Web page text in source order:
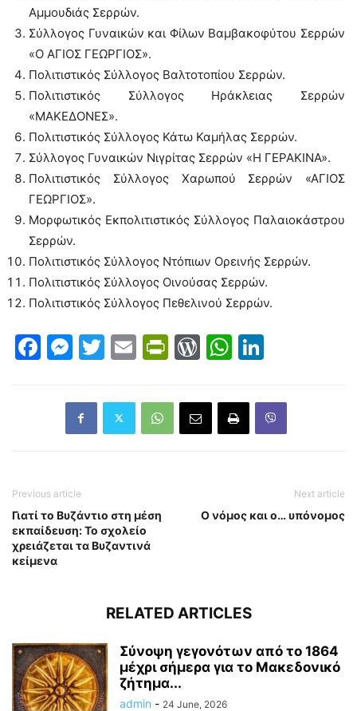
Αμμουδιάς Σερρών.
Σύλλογος Γυναικών και Φίλων Βαμβακοφύτου Σερρών
«Ο ΑΓΙΟΣ ΓΕΩΡΓΙΟΣ».
Πολιτιστικός Σύλλογος Βαλτοτοπίου Σερρών.
Πολιτιστικός Σύλλογος Ηράκλειας Σερρών
«ΜΑΚΕΔΟΝΕΣ».
Πολιτιστικός Σύλλογος Κάτω Καμήλας Σερρών.
Σύλλογος Γυναικών Νιγρίτας Σερρών «Η ΓΕΡΑΚΙΝΑ».
Πολιτιστικός Σύλλογος Χαρωπού Σερρών «ΑΓΙΟΣ
ΓΕΩΡΓΙΟΣ».
Μορφωτικός Εκπολιτιστικός Σύλλογος Παλαιοκάστρου
Σερρών.
Πολιτιστικός Σύλλογος Ντόπιων Ορεινής Σερρών.
Πολιτιστικός Σύλλογος Οινούσας Σερρών.
Πολιτιστικός Σύλλογος Πεθελινού Σερρών.
Facebook
Messenger
Twitter
EmailPrintFriendly
WordPress
WhatsApp
Previous article
Γιατί το Βυζάντιο στη μέση
εκπαίδευση: Το σχολείο
χρειάζεται τα Βυζαντινά
κείμενα
Next article
Ο νόμος και ο… υπόνομος
RELATED ARTICLES
Σύνοψη γεγονότων από το 1864
μέχρι σήμερα για το Μακεδονικό
ζήτημα...
admin - 24 June, 2026